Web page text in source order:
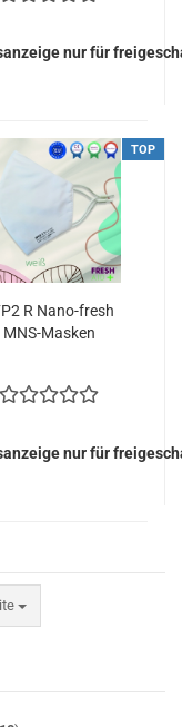
nur für
TOP
R Nano-fresh
MNS-Masken
nur für